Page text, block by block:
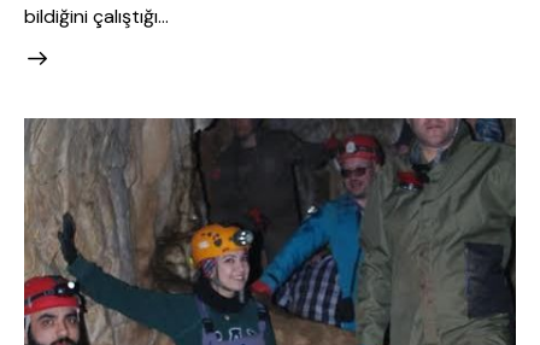
bildiğini çalıştığı…